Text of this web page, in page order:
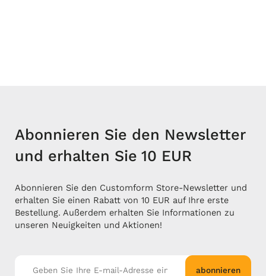
Abonnieren Sie den Newsletter
und erhalten Sie 10 EUR
Abonnieren Sie den Customform Store-Newsletter und
erhalten Sie einen Rabatt von 10 EUR auf Ihre erste
Bestellung. Außerdem erhalten Sie Informationen zu
unseren Neuigkeiten und Aktionen!
abonnieren